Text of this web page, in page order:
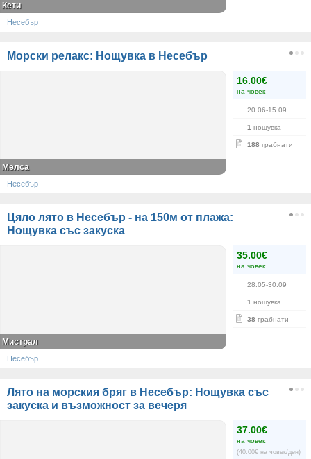
Кети
Несебър
Морски релакс: Нощувка в Несебър
16.00€
на човек
20.06-15.09
1 нощувка
188 грабнати
Мелса
Несебър
Цяло лято в Несебър - на 150м от плажа:
Нощувка със закуска
35.00€
на човек
28.05-30.09
1 нощувка
38 грабнати
Мистрал
Несебър
Лято на морския бряг в Несебър: Нощувка със
закуска и възможност за вечеря
37.00€
на човек
(40.00€ на човек/ден)